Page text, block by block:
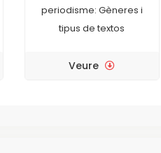
periodisme: Gèneres i
tipus de textos
Veure